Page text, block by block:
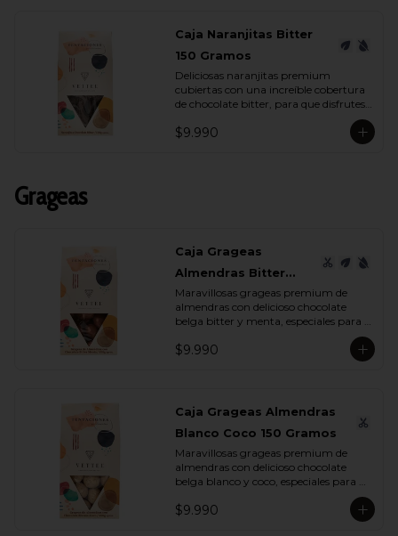
Caja Naranjitas Bitter
150 Gramos
Deliciosas naranjitas premium
cubiertas con una increíble cobertura
de chocolate bitter, para que disfrutes
espectacular sabor.
$9.990
Grageas
Caja Grageas
Almendras Bitter
Menta 150 Gramos
Maravillosas grageas premium de
almendras con delicioso chocolate
belga bitter y menta, especiales para
quieres.
$9.990
Caja Grageas Almendras
Blanco Coco 150 Gramos
Maravillosas grageas premium de
almendras con delicioso chocolate
belga blanco y coco, especiales para
quieres.
$9.990